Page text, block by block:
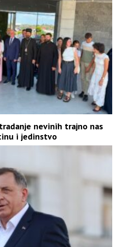
nevinih trajno nas
i jedinstvo